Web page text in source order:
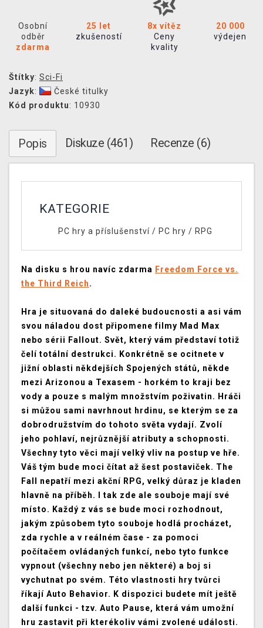
Osobní
odběr
zdarma
25 let
zkušeností
8x vítěz
Ceny
kvality
20 000
výdejen
Štítky: Sci-Fi
Jazyk:
České titulky
Kód produktu: 10930
Popis Diskuze (461) Recenze (6)
KATEGORIE
PC hry a příslušenství/ PC hry / RPG
Na disku s hrou navíc zdarma Freedom Force vs.
the Third Reich.
Hra je situovaná do daleké budoucnosti a asi vám
svou náladou dost připomene filmy Mad Max
nebo sérii Fallout. Svět, který vám představí totiž
čelí totální destrukci. Konkrétně se ocitnete v
jižní oblasti někdejších Spojených států, někde
mezi Arizonou a Texasem - horkém to kraji bez
vody a pouze s malým množstvím poživatin. Hráči
si můžou sami navrhnout hrdinu, se kterým se za
dobrodružstvím do tohoto světa vydají. Zvolí
jeho pohlaví, nejrůznější atributy a schopnosti.
Všechny tyto věci mají velký vliv na postup ve hře.
Váš tým bude moci čítat až šest postaviček. The
Fall nepatří mezi akční RPG, velký důraz je kladen
hlavně na příběh. I tak zde ale souboje mají své
místo. Každý z vás se bude moci rozhodnout,
jakým způsobem tyto souboje hodlá procházet,
zda rychle a v reálném čase - za pomoci
počítačem ovládaných funkcí, nebo tyto funkce
vypnout (všechny nebo jen některé) a boj si
vychutnat po svém. Této vlastnosti hry tvůrci
říkají Auto Behavior. K dispozici budete mít ještě
další funkci - tzv. Auto Pause, která vám umožní
hru zastavit při kterékoliv vámi zvolené události.